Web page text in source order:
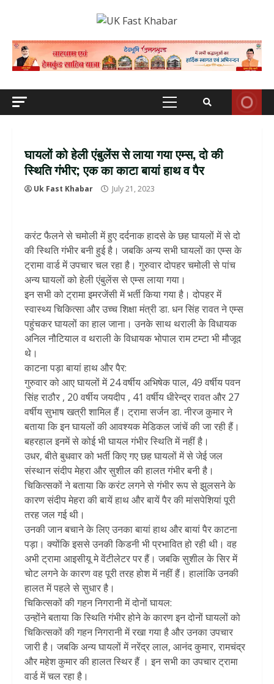
Primary
घायलों को हेली एंबुलेंस से लाया गया एम्स, दो की
स्थिति गंभीर; एक का काटा बायां हाथ व पैर
Uk Fast Khabar July 21, 2023
करंट फैलने से चमोली में हुए दर्दनाक हादसे के छह घायलों में से दो
की स्थिति गंभीर बनी हुई है। जबकि अन्य सभी घायलों का एम्स के
ट्रामा वार्ड में उपचार चल रहा है। गुरुवार दोपहर चमोली से पांच
अन्य घायलों को हेली एंबुलेंस से एम्स लाया गया।
इन सभी को ट्रामा इमरजेंसी में भर्ती किया गया है। दोपहर में
स्वास्थ्य चिकित्सा और उच्च शिक्षा मंत्री डा. धन सिंह रावत ने एम्स
पहुंचकर घायलों का हाल जाना। उनके साथ थराली के विधायक
अनिल नौटियाल व थराली के विधायक भोपाल राम टम्टा भी मौजूद
थे।
काटना पड़ा बायां हाथ और पैर:
गुरुवार को आए घायलों में 24 वर्षीय अभिषेक पाल, 49 वर्षीय पवन
सिंह राठौर , 20 वर्षीय जयदीप , 41 वर्षीय धीरेन्द्र रावत और 27
वर्षीय सुभाष खत्री शामिल हैं। ट्रामा सर्जन डा. नीरज कुमार ने
बताया कि इन घायलों की आवश्यक मेडिकल जांचें की जा रही हैं।
बहरहाल इनमें से कोई भी घायल गंभीर स्थिति में नहीं है।
उधर, बीते बुधवार को भर्ती किए गए छह घायलों में से जेई जल
संस्थान संदीप मेहरा और सुशील की हालत गंभीर बनी है।
चिकित्सकों ने बताया कि करंट लगने से गंभीर रूप से झुलसने के
कारण संदीप मेहरा की बायें हाथ और बायें पैर की मांसपेशियां पूरी
तरह जल गई थी।
उनकी जान बचाने के लिए उनका बायां हाथ और बायां पैर काटना
पड़ा। क्योंकि इससे उनकी किडनी भी प्रभावित हो रही थी। वह
अभी ट्रामा आइसीयू मे वेंटीलेटर पर हैं। जबकि सुशील के सिर में
चोट लगने के कारण वह पूरी तरह होश में नहीं हैं। हालांकि उनकी
हालत में पहले से सुधार है।
चिकित्सकों की गहन निगरानी में दोनों घायल:
उन्होंने बताया कि स्थिति गंभीर होने के कारण इन दोनों घायलों को
चिकित्सकों की गहन निगरानी में रखा गया है और उनका उपचार
जारी है। जबकि अन्य घायलों में नरेंद्र लाल, आनंद कुमार, रामचंद्र
और महेश कुमार की हालत स्थिर हैं । इन सभी का उपचार ट्रामा
वार्ड में चल रहा है।